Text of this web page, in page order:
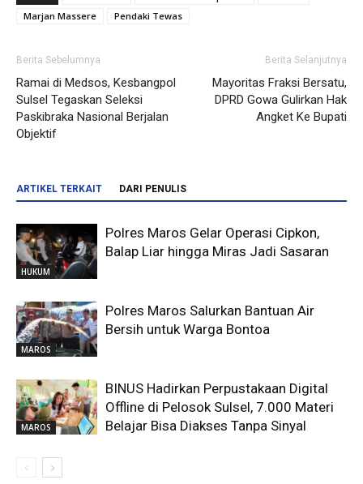
Marjan Massere
Pendaki Tewas
Berita Sebelumnya
Ramai di Medsos, Kesbangpol
Sulsel Tegaskan Seleksi
Paskibraka Nasional Berjalan
Objektif
Berita Selanjutnya
Mayoritas Fraksi Bersatu,
DPRD Gowa Gulirkan Hak
Angket Ke Bupati
ARTIKEL TERKAIT DARI PENULIS
HUKUM
Polres Maros Gelar Operasi Cipkon,
Balap Liar hingga Miras Jadi Sasaran
MAROS
Polres Maros Salurkan Bantuan Air
Bersih untuk Warga Bontoa
MAROS
BINUS Hadirkan Perpustakaan Digital
Offline di Pelosok Sulsel, 7.000 Materi
Belajar Bisa Diakses Tanpa Sinyal